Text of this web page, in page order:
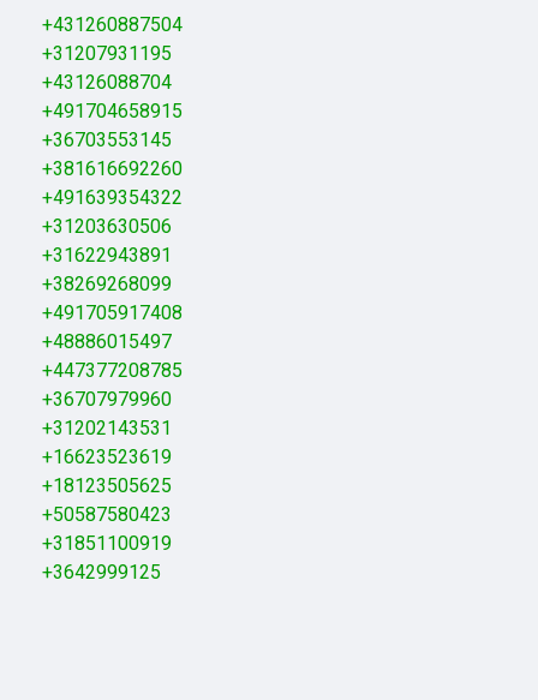
+431260887504
+31207931195
+43126088704
+491704658915
+36703553145
+381616692260
+491639354322
+31203630506
+31622943891
+38269268099
+491705917408
+48886015497
+447377208785
+36707979960
+31202143531
+16623523619
+18123505625
+50587580423
+31851100919
+3642999125